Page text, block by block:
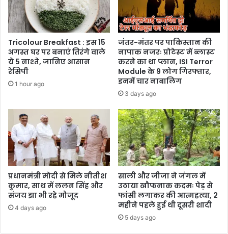
Tricolour Breakfast : इस 15
अगस्त घर पर बनाएं तिरंगे वाले
ये 5 नाश्ते, जानिए आसान
रेसिपी
1 hour ago
जंतर-मंतर पर पाकिस्तान की
नापाक नजरः प्रोटेस्ट में ब्लास्ट
करने का था प्लान, ISI Terror
Module के 9 लोग गिरफ्तार,
इनमें चार नाबालिग
3 days ago
प्रधानमंत्री मोदी से मिले नीतीश
कुमार, साथ में ललन सिंह और
संजय झा भी रहे मौजूद
4 days ago
साली और जीजा ने जंगल में
उठाया खौफनाक कदमः पेड़ से
फांसी लगाकर की आत्महत्या, 2
महीने पहले हुई थी दूसरी शादी
5 days ago